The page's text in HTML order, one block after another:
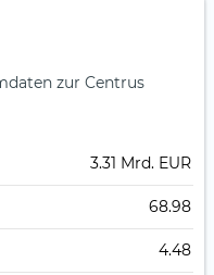
zur Centrus
3.31 Mrd. EUR
68.98
4.48